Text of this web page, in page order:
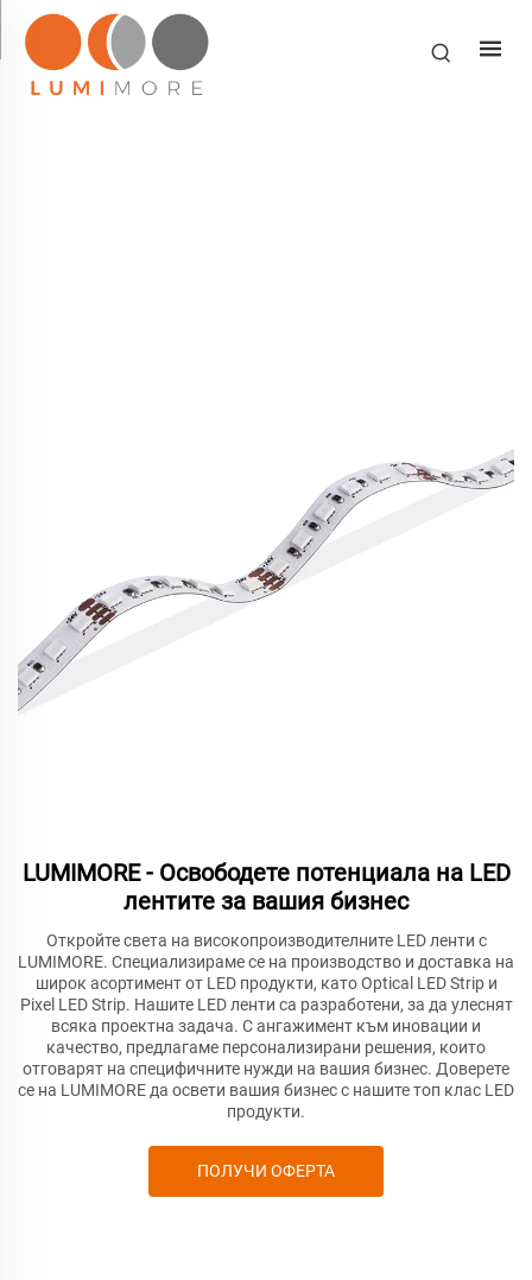
LUMIMORE - Освободете потенциала на LED
лентите за вашия бизнес
Откройте света на високопроизводителните LED ленти с
LUMIMORE. Специализираме се на производство и доставка на
широк асортимент от LED продукти, като Optical LED Strip и
Pixel LED Strip. Нашите LED ленти са разработени, за да улеснят
всяка проектна задача. С ангажимент към иновации и
качество, предлагаме персонализирани решения, които
отговарят на специфичните нужди на вашия бизнес. Доверете
се на LUMIMORE да освети вашия бизнес с нашите топ клас LED
продукти.
ПОЛУЧИ ОФЕРТА